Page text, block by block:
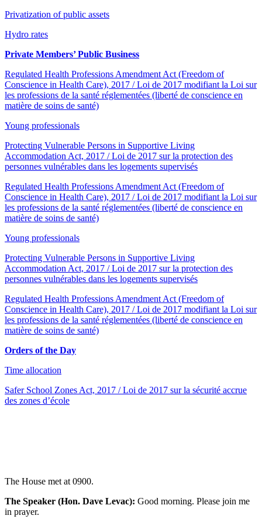
Privatization of public assets
Hydro rates
Private Members’ Public Business
Regulated Health Professions Amendment Act (Freedom of
Conscience in Health Care), 2017 / Loi de 2017 modifiant la Loi sur
les professions de la santé réglementées (liberté de conscience en
matière de soins de santé)
Young professionals
Protecting Vulnerable Persons in Supportive Living
Accommodation Act, 2017 / Loi de 2017 sur la protection des
personnes vulnérables dans les logements supervisés
Regulated Health Professions Amendment Act (Freedom of
Conscience in Health Care), 2017 / Loi de 2017 modifiant la Loi sur
les professions de la santé réglementées (liberté de conscience en
matière de soins de santé)
Young professionals
Protecting Vulnerable Persons in Supportive Living
Accommodation Act, 2017 / Loi de 2017 sur la protection des
personnes vulnérables dans les logements supervisés
Regulated Health Professions Amendment Act (Freedom of
Conscience in Health Care), 2017 / Loi de 2017 modifiant la Loi sur
les professions de la santé réglementées (liberté de conscience en
matière de soins de santé)
Orders of the Day
Time allocation
Safer School Zones Act, 2017 / Loi de 2017 sur la sécurité accrue
des zones d’école
The House met at 0900.
The Speaker (Hon. Dave Levac): Good morning. Please join me
in prayer.